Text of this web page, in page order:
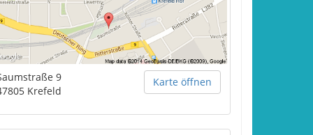
Karte öffnen
9
Krefeld